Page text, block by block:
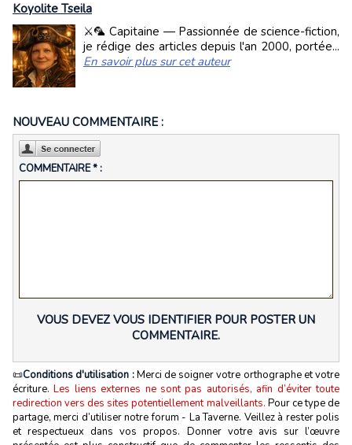
Koyolite Tseila
⚔️🦜 Capitaine — Passionnée de science-fiction,
je rédige des articles depuis l'an 2000, portée...
En savoir plus sur cet auteur
NOUVEAU COMMENTAIRE :
COMMENTAIRE * :
VOUS DEVEZ VOUS IDENTIFIER POUR POSTER UN
COMMENTAIRE.
📜Conditions d'utilisation :Merci de soigner votre orthographe et votre
écriture.Les liens externes ne sont pas autorisés, afin d’éviter toute
redirection vers des sites potentiellement malveillants. Pour ce type de
partage, merci d’utiliser notre forum - La Taverne. Veillez à rester polis
et respectueux dans vos propos. Donner votre avis sur l’œuvre